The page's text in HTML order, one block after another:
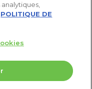
POLITIQUE DE